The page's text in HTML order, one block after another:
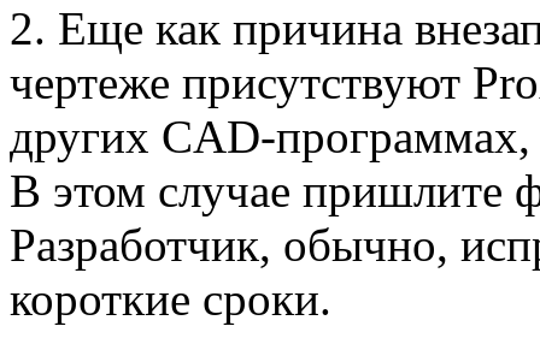
2. Еще как причина
чертеже присутствуют
других CAD-
В этом случае пришлите
Разработчик, обычно,
короткие сроки.